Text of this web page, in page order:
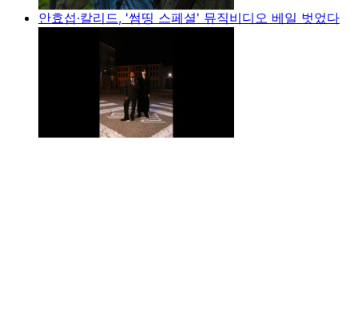
안효섭·칼리드, '썸띵 스페셜' 뮤직비디오 베일 벗었다